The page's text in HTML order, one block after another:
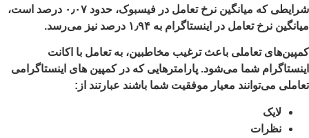
شرایطی که میانگین نرخ تعامل در فیسبوک، حدود ۰٫۰۷ درصد است،
نرخ تعامل در اینستاگرام به ۱٫۹۴ درصد نیز می‌رسد.
تعاملی باعث ترغیب مخاطبین، به تعامل با اکانت
شما می‌شود. پارامترهایی که در کمپین های اینستاگرامی
می‌توانند معیار موفقیت شما باشند عبارتند از:
لایک‌
نظرات